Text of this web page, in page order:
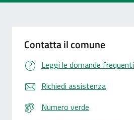
Contatta il comune
Leggi le domande frequenti
Richiedi assistenza
Numero verde